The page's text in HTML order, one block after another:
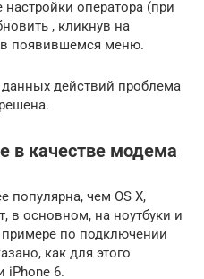
оператора (при
, кликнув на
появившемся меню.
действий проблема
в качестве модема
популярна, чем OS X,
в основном, на ноутбуки и
по подключении
как для этого
iPhone 6.